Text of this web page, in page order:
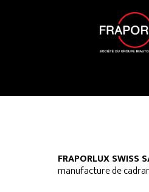
FRAPORLUX SWISS
manufacture de